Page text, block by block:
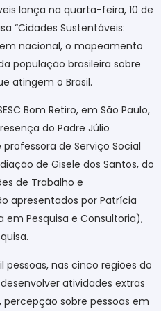
lança na quarta-feira, 10 de
“Cidades Sustentáveis:
nacional, o mapeamento
população brasileira sobre
atingem o Brasil.
Bom Retiro, em São Paulo,
do Padre Júlio
de Serviço Social
de Gisele dos Santos, do
de Trabalho e
apresentados por Patrícia
em Pesquisa e Consultoria),
pessoas, nas cinco regiões do
atividades extras
sobre pessoas em